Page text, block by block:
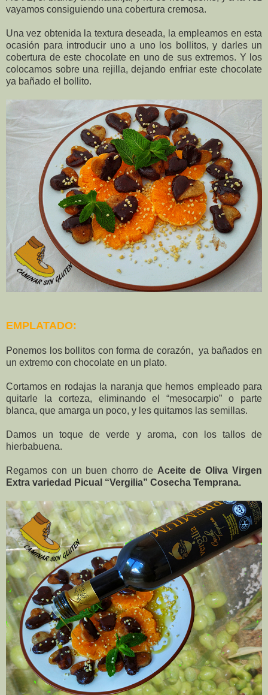
vayamos consiguiendo una cobertura cremosa.
Una vez obtenida la textura deseada, la empleamos en esta
ocasión para introducir uno a uno los bollitos, y darles un
cobertura de este chocolate en uno de sus extremos. Y los
colocamos sobre una rejilla, dejando enfriar este chocolate
ya bañado el bollito.
EMPLATADO:
Ponemos los bollitos con forma de corazón, ya bañados en
un extremo con chocolate en un plato.
Cortamos en rodajas la naranja que hemos empleado para
quitarle la corteza, eliminando el “mesocarpio” o parte
blanca, que amarga un poco, y les quitamos las semillas.
Damos un toque de verde y aroma, con los tallos de
hierbabuena.
Regamos con un buen chorro de Aceite de Oliva Virgen
Extra variedad Picual “Vergilia” Cosecha Temprana.